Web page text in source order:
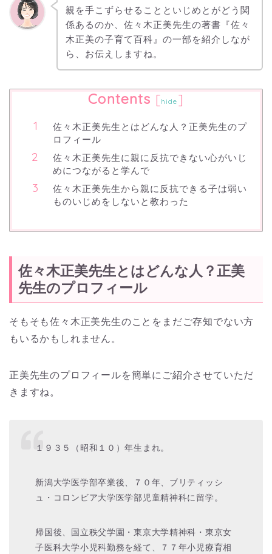
親を手こずらせることといじめとがどう関
係あるのか、佐々木正美先生の著書『佐々
木正美の子育て百科』の一部を紹介しなが
ら、お伝えしますね。
Contents [hide ]
佐々木正美先生とはどんな人？正美先生のプ
ロフィール
佐々木正美先生に親に反抗できない心がいじ
めにつながると学んで
佐々木正美先生から親に反抗できる子は弱い
ものいじめをしないと教わった
佐々木正美先生とはどんな人？正美
先生のプロフィール
そもそも佐々木正美先生のことをまだご存知でない方
もいるかもしれません。
正美先生のプロフィールを簡単にご紹介させていただ
きますね。
１９３５（昭和１０）年生まれ。
新潟大学医学部卒業後、７０年、ブリティッシ
ュ・コロンビア大学医学部児童精神科に留学。
帰国後、国立秩父学園・東京大学精神科・東京女
子医科大学小児科勤務を経て、７７年小児療育相